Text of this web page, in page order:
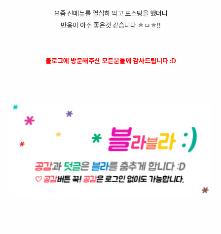
요즘 신메뉴를 열심히 먹고 포스팅을 했더니
반응이 아주 좋은것 같습니다 ㅎㅂㅎ!!
블로그에 방문해주신 모든분들께 감사드립니다 :D